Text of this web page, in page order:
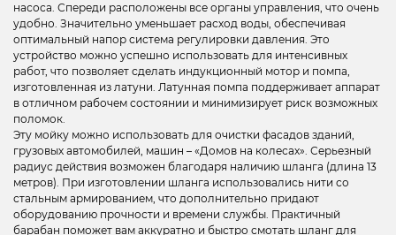
насоса. Спереди расположены все органы управления, что очень
удобно. Значительно уменьшает расход воды, обеспечивая
оптимальный напор система регулировки давления. Это
устройство можно успешно использовать для интенсивных
работ, что позволяет сделать индукционный мотор и помпа,
изготовленная из латуни. Латунная помпа поддерживает аппарат
в отличном рабочем состоянии и минимизирует риск возможных
поломок.
Эту мойку можно использовать для очистки фасадов зданий,
грузовых автомобилей, машин – «Домов на колесах». Серьезный
радиус действия возможен благодаря наличию шланга (длина 13
метров). При изготовлении шланга использовались нити со
стальным армированием, что дополнительно придают
оборудованию прочности и времени службы. Практичный
барабан поможет вам аккуратно и быстро смотать шланг для